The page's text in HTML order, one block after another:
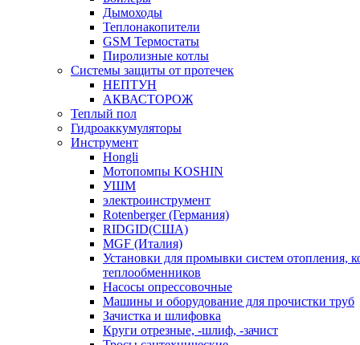
Дымоходы
Теплонакопители
GSM Термостаты
Пиролизные котлы
Системы защиты от протечек
НЕПТУН
АКВАСТОРОЖ
Теплый пол
Гидроаккумуляторы
Инструмент
Hongli
Мотопомпы KOSHIN
УШМ
электроинструмент
Rotenberger (Германия)
RIDGID(США)
MGF (Италия)
Установки для промывки систем отопления,
теплообменников
Насосы опрессовочные
Машины и оборудование для прочистки труб
Зачистка и шлифовка
Круги отрезные, -шлиф, -зачист